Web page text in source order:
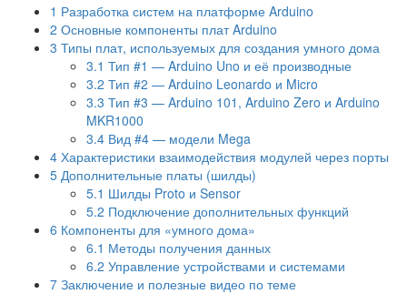
1 Разработка систем на платформе Arduino
2 Основные компоненты плат Arduino
3 Типы плат, используемых для создания умного дома
3.1 Тип #1 — Arduino Uno и её производные
3.2 Тип #2 — Arduino Leonardo и Micro
3.3 Тип #3 — Arduino 101, Arduino Zero и Arduino
MKR1000
3.4 Вид #4 — модели Mega
4 Характеристики взаимодействия модулей через порты
5 Дополнительные платы (шилды)
5.1 Шилды Proto и Sensor
5.2 Подключение дополнительных функций
6 Компоненты для «умного дома»
6.1 Методы получения данных
6.2 Управление устройствами и системами
7 Заключение и полезные видео по теме